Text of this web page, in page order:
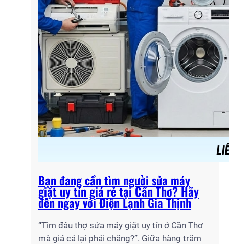
Bạn đang cần tìm người sửa máy
giặt uy tín giá rẻ tại Cần Thơ? Hãy
đến ngay với Điện Lạnh Gia Thịnh
“Tìm đâu thợ sửa máy giặt uy tín ở Cần Thơ
mà giá cả lại phải chăng?”. Giữa hàng trăm